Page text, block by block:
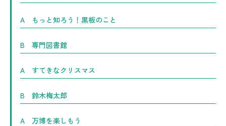
A もっと知ろう！黒板のこと
B 専門図書館
A すてきなクリスマス
B 鈴木梅太郎
A 万博を楽しもう